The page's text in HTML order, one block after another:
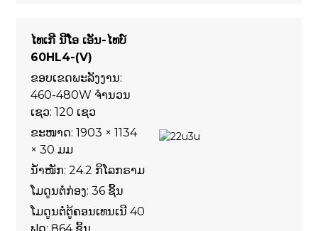
ໄທເກີ ນີໂອ ເອັນ-ໄທບ໌
60HL4-(V)
ຂອບເຂດພະລັງງານ:
460-480W ຈຳນວນ
ເຊວ: 120 ເຊວ
ຂະໜາດ: 1903 × 1134
× 30 ມມ
ນ້ຳໜັກ: 24.2 ກິໂລກຣາມ
ໂມດູນຕໍ່ກ່ອງ: 36 ຊິ້ນ
ໂມດູນຕໍ່ຕູ້ຄອນເທນເນີ 40